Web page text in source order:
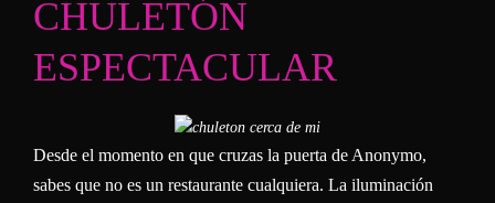
CHULETÓN
ESPECTACULAR
Desde el momento en que cruzas la puerta de Anonymo,
sabes que no es un restaurante cualquiera. La iluminación